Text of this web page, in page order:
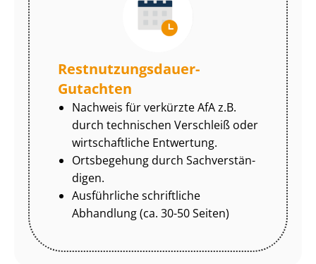
Rest­nut­zungs­dau­er-
Gutachten
Nachweis für verkürzte AfA z.B.
durch technischen Verschleiß oder
wirtschaftliche Entwertung.
Ortsbegehung durch Sach­ver­stän­
di­gen.
Ausführliche schriftliche
Abhandlung (ca. 30-50 Seiten)